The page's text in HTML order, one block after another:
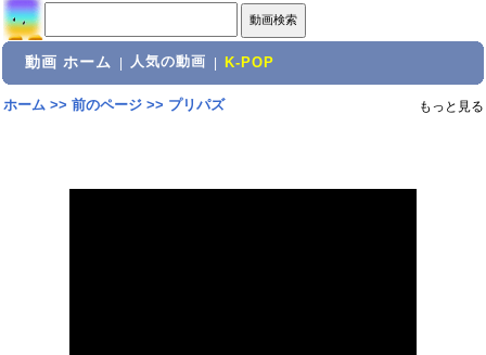
動画 ホーム 人気の動画 K-POP
ホーム>> 前のページ>> プリパズ もっと見る